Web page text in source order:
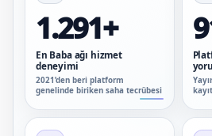
1.291+
En Baba ağı hizmet
deneyimi
2021’den beri platform
genelinde biriken saha tecrübesi